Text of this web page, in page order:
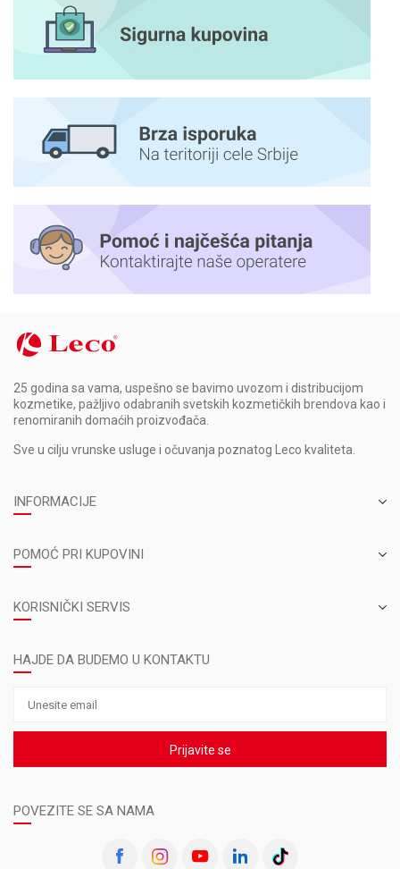
25 godina sa vama, uspešno se bavimo uvozom i distribucijom
kozmetike, pažljivo odabranih svetskih kozmetičkih brendova kao i
renomiranih domaćih proizvođača.
Sve u cilju vrunske usluge i očuvanja poznatog Leco kvaliteta.
INFORMACIJE
POMOĆ PRI KUPOVINI
KORISNIČKI SERVIS
HAJDE DA BUDEMO U KONTAKTU
Prijavite se
POVEZITE SE SA NAMA